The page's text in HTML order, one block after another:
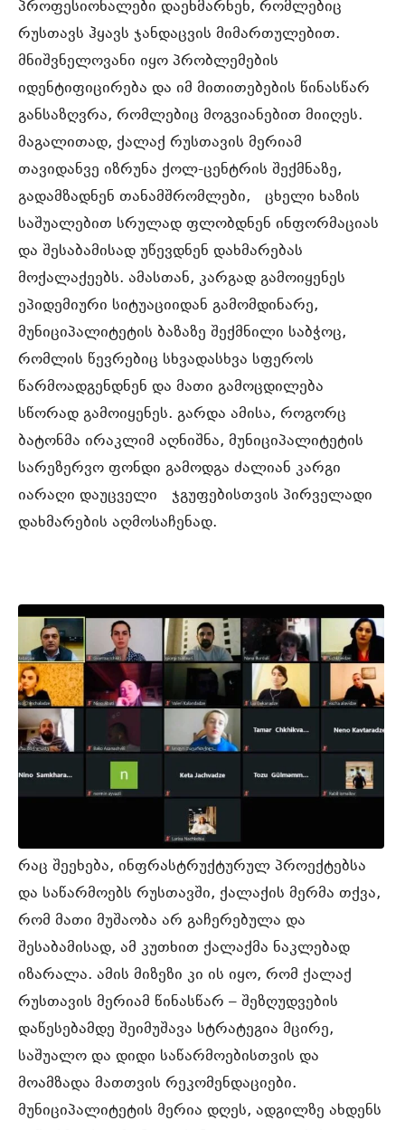
პროფესიონალები დაეხმარნენ, რომლებიც
რუსთავს ჰყავს ჯანდაცვის მიმართულებით.
მნიშვნელოვანი იყო პრობლემების
იდენტიფიცირება და იმ მითითებების წინასწარ
განსაზღვრა, რომლებიც მოგვიანებით მიიღეს.
მაგალითად, ქალაქ რუსთავის მერიამ
თავიდანვე იზრუნა ქოლ-ცენტრის შექმნაზე,
გადამზადნენ თანამშრომლები, ცხელი ხაზის
საშუალებით სრულად ფლობდნენ ინფორმაციას
და შესაბამისად უწევდნენ დახმარებას
მოქალაქეებს. ამასთან, კარგად გამოიყენეს
ეპიდემიური სიტუაციიდან გამომდინარე,
მუნიციპალიტეტის ბაზაზე შექმნილი საბჭოც,
რომლის წევრებიც სხვადასხვა სფეროს
წარმოადგენდნენ და მათი გამოცდილება
სწორად გამოიყენეს. გარდა ამისა, როგორც
ბატონმა ირაკლიმ აღნიშნა, მუნიციპალიტეტის
სარეზერვო ფონდი გამოდგა ძალიან კარგი
იარაღი დაუცველი ჯგუფებისთვის პირველადი
დახმარების აღმოსაჩენად.
რაც შეეხება, ინფრასტრუქტურულ პროექტებსა
და საწარმოებს რუსთავში, ქალაქის მერმა თქვა,
რომ მათი მუშაობა არ გაჩერებულა და
შესაბამისად, ამ კუთხით ქალაქმა ნაკლებად
იზარალა. ამის მიზეზი კი ის იყო, რომ ქალაქ
რუსთავის მერიამ წინასწარ – შეზღუდვების
დაწესებამდე შეიმუშავა სტრატეგია მცირე,
საშუალო და დიდი საწარმოებისთვის და
მოამზადა მათთვის რეკომენდაციები.
მუნიციპალიტეტის მერია დღეს, ადგილზე ახდენს